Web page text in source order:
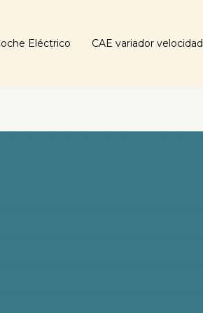
Eléctrico CAE variador velocidad